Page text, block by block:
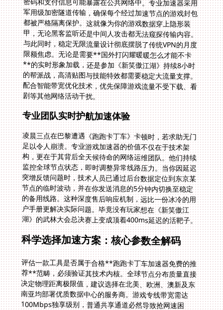
剧等其他网络活动干扰。
专业团队实时护航加速体验
凌晨三点在巴黎遭遇《跑跑卡丁车》卡顿时，若求助无门
足以令人崩溃。专业游戏加速器的价值不仅在于技术架
构，更在于其背后全天候待命的网络运维团队。他们持续
监控全球节点状态，即时调整异常线路压力。当你因延迟
突增反馈问题时，技术人员已通过后台数据定位到东京某
节点的临时波动，并在你发送消息的5分钟内切换至稳定
的备用线路。这种深度售后响应机制，远比一份冰冷的用
户手册更解决实际问题。毕竟没有玩家想在《新笑傲江
湖》的武林大会总决赛上变成顶着400ms延迟的活靶子。
科学选择加速方案：核心参数全解码
评估一款工具是否属于合格**跑跑卡丁车加速器免费的推
荐**范畴，必须验证其技术内核。全球节点分布质量直接
决定物理距离极限值，建议选择在北美、欧洲、澳新及东
南亚均部署优质数据中心的服务商。游戏专线带宽需达
100Mbps独享级别，普通共享通道必然导致抢网速困
局。操作便利性同样关键，真正有效的**国外打闪耀暖暖
怎么才能不卡**解决方案应具备游戏自动识别与一键加速
功能，避免每次手动配置代理参数的繁琐流程。这里特别
强调，没有任何所谓永久免费的午餐能同时满足以上所有
需求，优质技术和服务必然对应合理成本。但你可以通过